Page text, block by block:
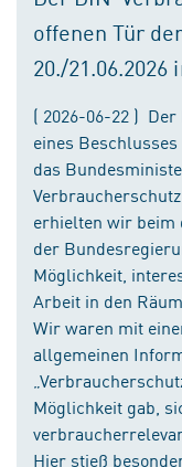
offenen Tür
20./21.06.2026
( 2026-06-22 )
eines
das
erhielten wir beim
der
Möglichkeit,
Arbeit in den
Wir waren mit
allgemeinen
Möglichkeit gab,
Hier stieß